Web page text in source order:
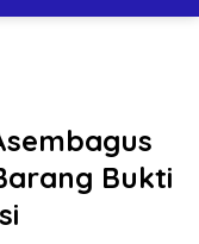
Bukti